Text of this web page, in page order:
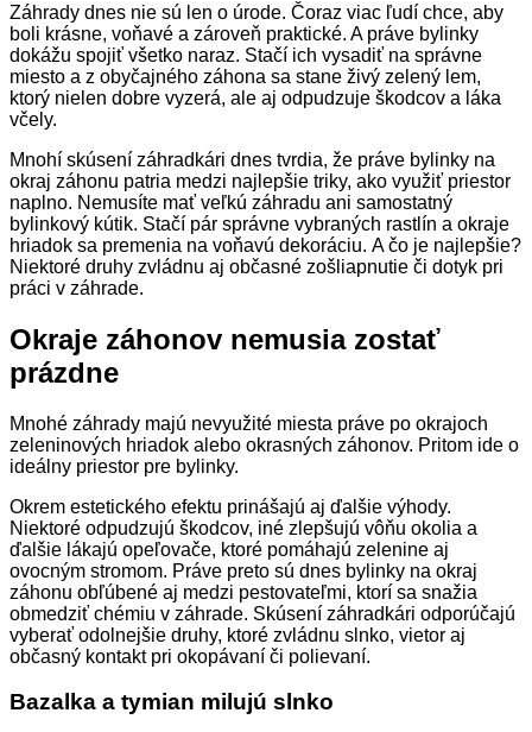
Záhrady dnes nie sú len o úrode. Čoraz viac ľudí chce, aby
boli krásne, voňavé a zároveň praktické. A práve bylinky
dokážu spojiť všetko naraz. Stačí ich vysadiť na správne
miesto a z obyčajného záhona sa stane živý zelený lem,
ktorý nielen dobre vyzerá, ale aj odpudzuje škodcov a láka
včely.
Mnohí skúsení záhradkári dnes tvrdia, že práve bylinky na
okraj záhonu patria medzi najlepšie triky, ako využiť priestor
naplno. Nemusíte mať veľkú záhradu ani samostatný
bylinkový kútik. Stačí pár správne vybraných rastlín a okraje
hriadok sa premenia na voňavú dekoráciu. A čo je najlepšie?
Niektoré druhy zvládnu aj občasné zošliapnutie či dotyk pri
práci v záhrade.
Okraje záhonov nemusia zostať
prázdne
Mnohé záhrady majú nevyužité miesta práve po okrajoch
zeleninových hriadok alebo okrasných záhonov. Pritom ide o
ideálny priestor pre bylinky.
Okrem estetického efektu prinášajú aj ďalšie výhody.
Niektoré odpudzujú škodcov, iné zlepšujú vôňu okolia a
ďalšie lákajú opeľovače, ktoré pomáhajú zelenine aj
ovocným stromom. Práve preto sú dnes bylinky na okraj
záhonu obľúbené aj medzi pestovateľmi, ktorí sa snažia
obmedziť chémiu v záhrade. Skúsení záhradkári odporúčajú
vyberať odolnejšie druhy, ktoré zvládnu slnko, vietor aj
občasný kontakt pri okopávaní či polievaní.
Bazalka a tymian milujú slnko